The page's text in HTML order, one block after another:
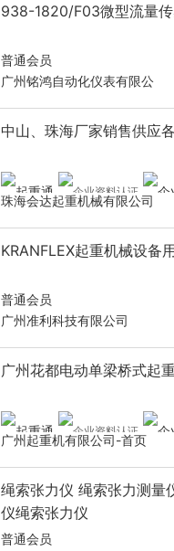
938-1820/F03微型流量
普通会员
广州铭鸿自动化仪表有限公
中山、珠海厂家销售供应
珠海会达起重机械有限公司
KRANFLEX起重机械设备
普通会员
广州准利科技有限公司
广州花都电动单梁桥式起
广州起重机有限公司-首页
绳索张力仪 绳索张力测量
仪绳索张力仪
普通会员